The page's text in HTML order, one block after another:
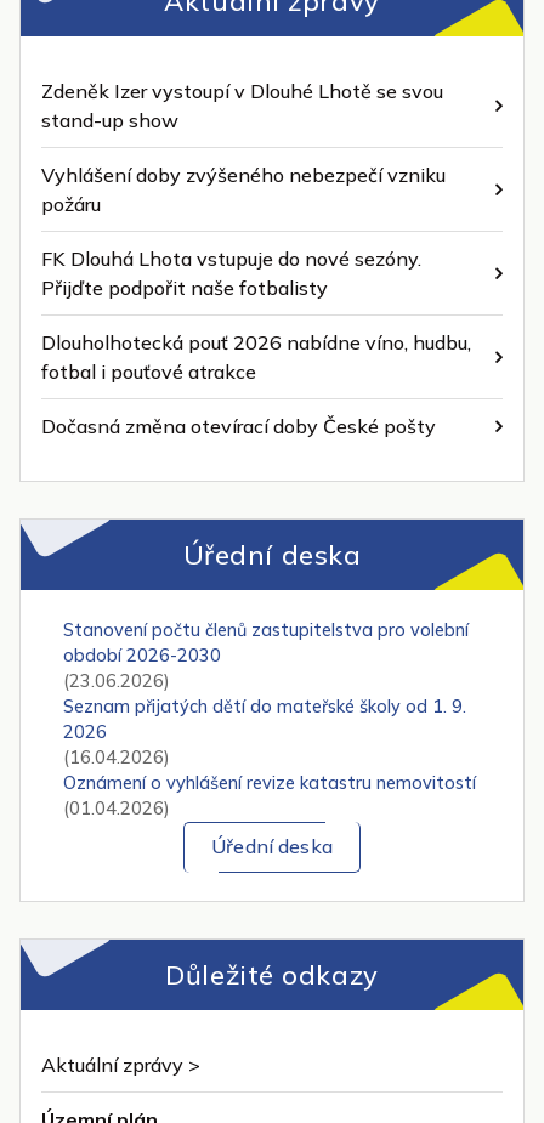
Zdeněk Izer vystoupí v Dlouhé Lhotě se svou
stand-up show
Vyhlášení doby zvýšeného nebezpečí vzniku
požáru
FK Dlouhá Lhota vstupuje do nové sezóny.
Přijďte podpořit naše fotbalisty
Dlouholhotecká pouť 2026 nabídne víno, hudbu,
fotbal i pouťové atrakce
Dočasná změna otevírací doby České pošty
Úřední deska
Stanovení počtu členů zastupitelstva pro volební
období 2026-2030
(23.06.2026)
Seznam přijatých dětí do mateřské školy od 1. 9.
2026
(16.04.2026)
Oznámení o vyhlášení revize katastru nemovitostí
(01.04.2026)
Úřední deska
Důležité odkazy
Aktuální zprávy >